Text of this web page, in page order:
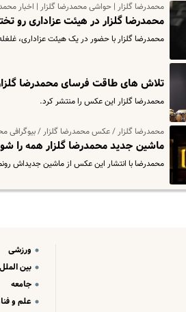
محمدرضا گلزار | حواشی محمدرضا گلزار | اخبار
محمدرضا گلزار در هیئت عزاداری رو
محمدرضا گلزار با حضور در یک هیئت عزاداری،
تلاش های طاقت فرسای محمدرضا
محمدرضا گلزار این عکس را منتشر کرد.
محمدرضا گلزار / عکس محمدرضا گلزار / بیوگرافی
ماشین جدید محمدرضا گلزار همه را
محمدرضا با انتشار این عکس از ماشین جدیداش
ورزشی
بین الملل
جامعه
علم و